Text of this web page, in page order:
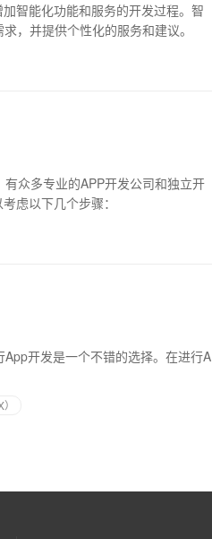
智能化功能和服务的开发过程。智
，并提供个性化的服务和建议。
众多专业的APP开发公司和独立开
虑以下几个步骤：
开发是一个不错的选择。在进行A